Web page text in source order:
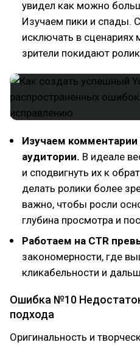
увидел как можно
Изучаем пики и спады.
исключать в
зрители покидают
Изучаем
аудитории. В идеале
и сподвигнуть их к
делать ролики более
важно, чтобы росли
глубина просмотра и
Работаем на CTR
закономерности, где
кликабельности и
Ошибка №10
подхода
Оригинальность и